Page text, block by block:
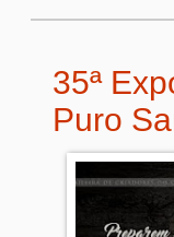
35ª
Puro